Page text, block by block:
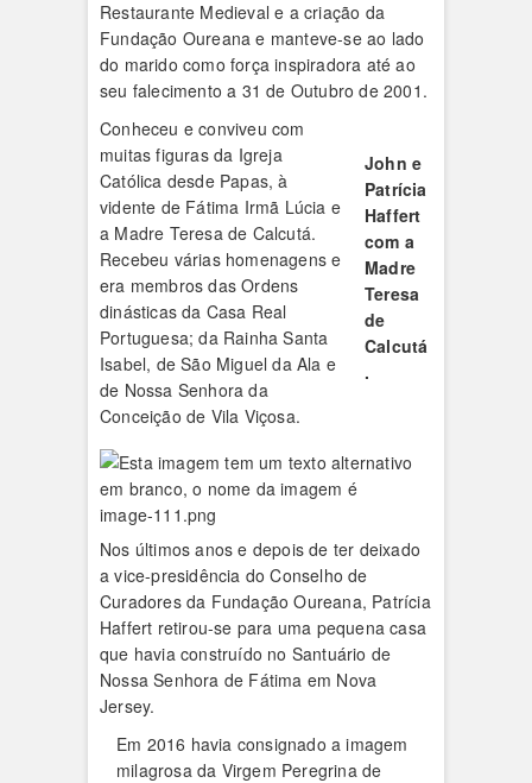
Restaurante Medieval e a criação da
Fundação Oureana e manteve-se ao lado
do marido como força inspiradora até ao
seu falecimento a 31 de Outubro de 2001.
John e
Patrícia
Haffert
com a
Madre
Teresa
de
Calcutá
.
Conheceu e conviveu com
muitas figuras da Igreja
Católica desde Papas, à
vidente de Fátima Irmã Lúcia e
a Madre Teresa de Calcutá.
Recebeu várias homenagens e
era membros das Ordens
dinásticas da Casa Real
Portuguesa; da Rainha Santa
Isabel, de São Miguel da Ala e
de Nossa Senhora da
Conceição de Vila Viçosa.
Nos últimos anos e depois de ter deixado
a vice-presidência do Conselho de
Curadores da Fundação Oureana, Patrícia
Haffert retirou-se para uma pequena casa
que havia construído no Santuário de
Nossa Senhora de Fátima em Nova
Jersey.
Em 2016 havia consignado a imagem
milagrosa da Virgem Peregrina de